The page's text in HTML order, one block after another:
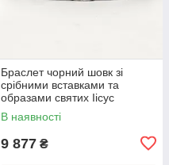
Браслет чорний шовк зі
срібними вставками та
образами святих Іісус
Христос
В наявності
9 877 ₴